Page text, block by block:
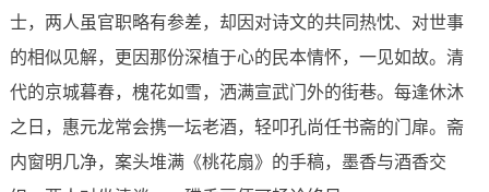
士，两人虽官职略有参差，却因对诗文的共同热忱、对世事
的相似见解，更因那份深植于心的民本情怀，一见如故。清
代的京城暮春，槐花如雪，洒满宣武门外的街巷。每逢休沐
之日，惠元龙常会携一坛老酒，轻叩孔尚任书斋的门扉。斋
内窗明几净，案头堆满《桃花扇》的手稿，墨香与酒香交